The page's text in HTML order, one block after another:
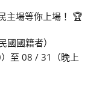
主場等你上場！ 🏆
國國籍者）
至 08 / 31（晚上